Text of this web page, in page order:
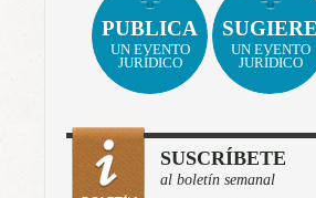
PUBLICA
UN EVENTO
JURÍDICO
SUGIERE
UN EVENTO
JURÍDICO
SUSCRÍBETE
al boletín semanal